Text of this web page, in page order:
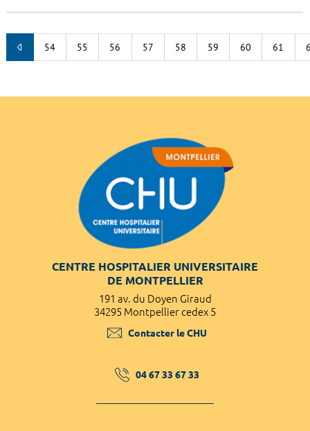
54 55 56 57 58 59 60 61
CENTRE HOSPITALIER UNIVERSITAIRE
DE MONTPELLIER
191 av. du Doyen Giraud
34295 Montpellier cedex 5
Contacter le CHU
04 67 33 67 33